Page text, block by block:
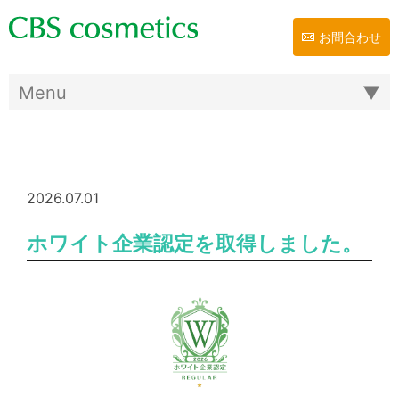
お問合わせ
2026.07.01
ホワイト企業認定を取得しました。